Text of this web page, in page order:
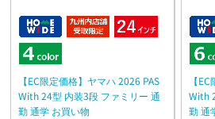
【EC限定価格】ヤマハ 2026 PAS
With 24型 内装3段 ファミリー 通
勤 通学 お買い物
【
With
勤 通